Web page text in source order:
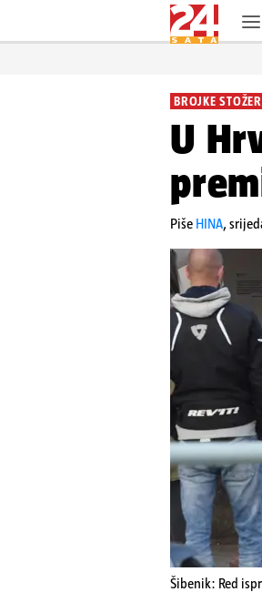
BROJKE
U
Piše HINA,
Šibenik: Red